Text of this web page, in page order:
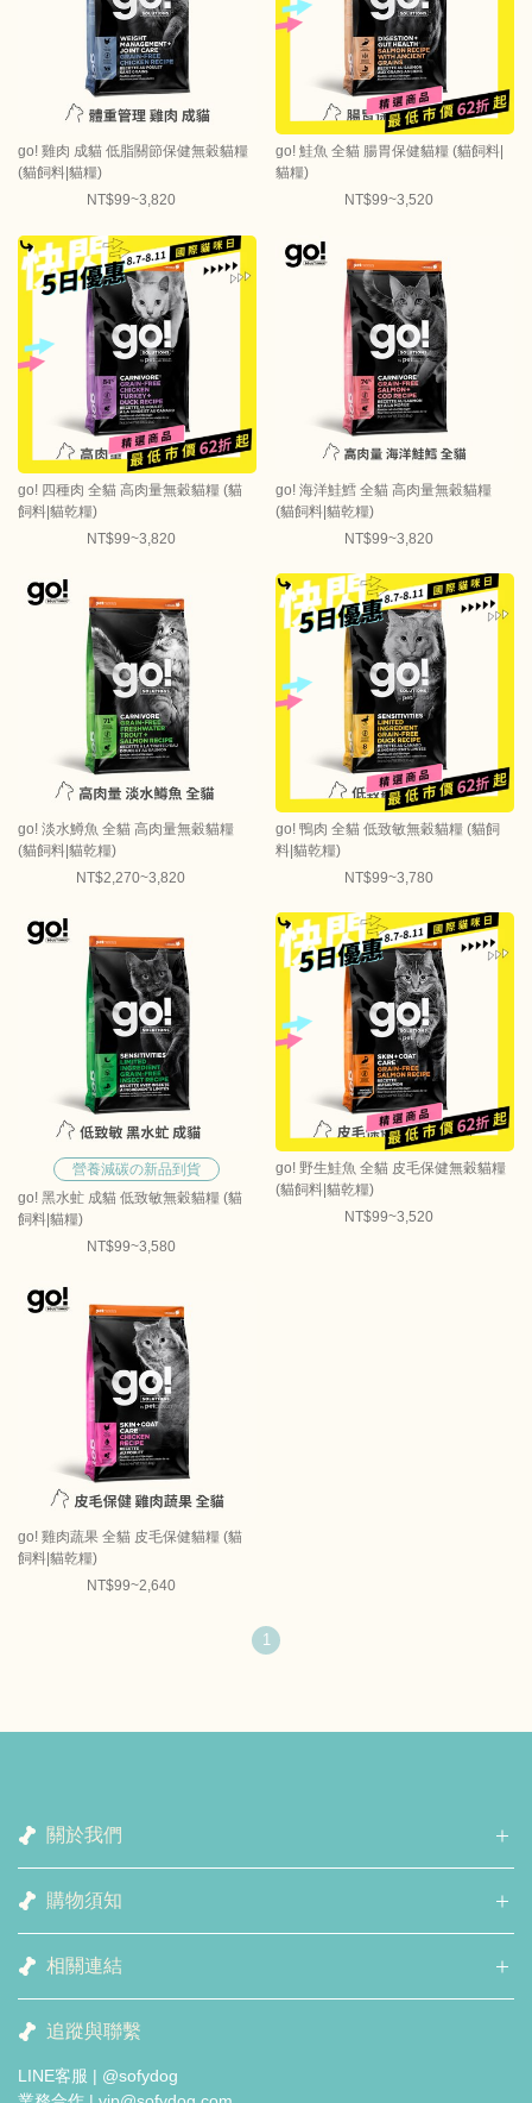
go! 雞肉 成貓 低脂關節保健無穀貓糧
(貓飼料|貓糧)
NT$99~3,820
go! 鮭魚 全貓 腸胃保健貓糧 (貓飼料|
貓糧)
NT$99~3,520
go! 四種肉 全貓 高肉量無穀貓糧 (貓
飼料|貓乾糧)
NT$99~3,820
go! 海洋鮭鱈 全貓 高肉量無穀貓糧
(貓飼料|貓乾糧)
NT$99~3,820
go! 淡水鱒魚 全貓 高肉量無穀貓糧
(貓飼料|貓乾糧)
NT$2,270~3,820
go! 鴨肉 全貓 低致敏無穀貓糧 (貓飼
料|貓乾糧)
NT$99~3,780
營養減碳の新品到貨
go! 黑水虻 成貓 低致敏無穀貓糧 (貓
飼料|貓糧)
NT$99~3,580
go! 野生鮭魚 全貓 皮毛保健無穀貓糧
(貓飼料|貓乾糧)
NT$99~3,520
go! 雞肉蔬果 全貓 皮毛保健貓糧 (貓
飼料|貓乾糧)
NT$99~2,640
1
關於我們
購物須知
相關連結
追蹤與聯繫
LINE客服 | @sofydog